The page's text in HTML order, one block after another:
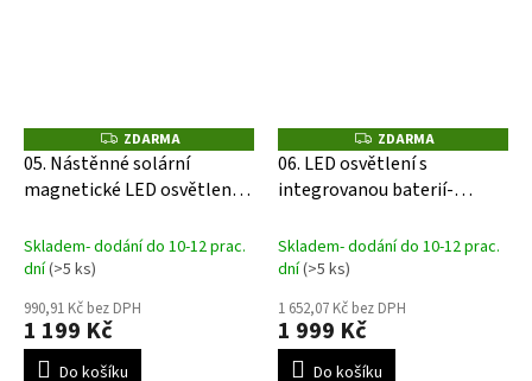
Z
D
A
R
ZDARMA
05. Nástěnné solární
magnetické LED osvětlení s
Skladem- dodání do 10-12 prac.
dní(>5 ks)
990,91 Kč bez DPH
1 199 Kč
Do košíku
Z
D
A
R
ZDARMA
06. LED osvětlení s
integrovanou baterií-
Skladem- dodání do 10-12 prac.
dní(>5 ks)
1 652,07 Kč bez DPH
1 999 Kč
Do košíku